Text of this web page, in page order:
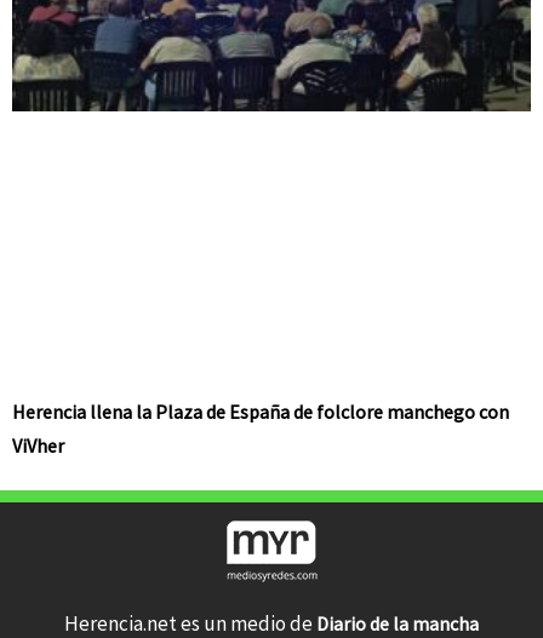
Herencia llena la Plaza de España de folclore manchego con
ViVher
Herencia.net es un medio de Diario de la mancha